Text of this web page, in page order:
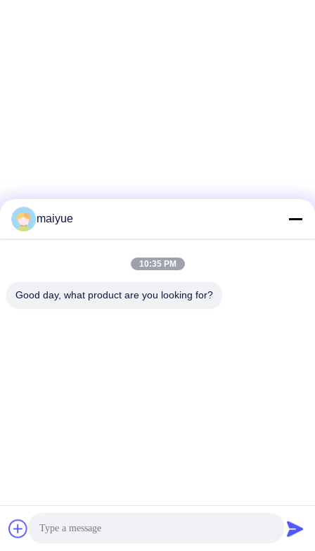
maiyue
10:35 PM
Good day, what product are you looking for?